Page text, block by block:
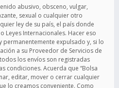
abusivo, obsceno, vulgar,
sexual o cualquier otro
ley de su país, el país donde
Leyes Internacionales. Hacer eso
permanentemente expulsado y, si lo
a su Proveedor de Servicios de
los envíos son registradas
condiciones. Acuerda que “Bolsa
editar, mover o cerrar cualquier
lo creamos conveniente. Como